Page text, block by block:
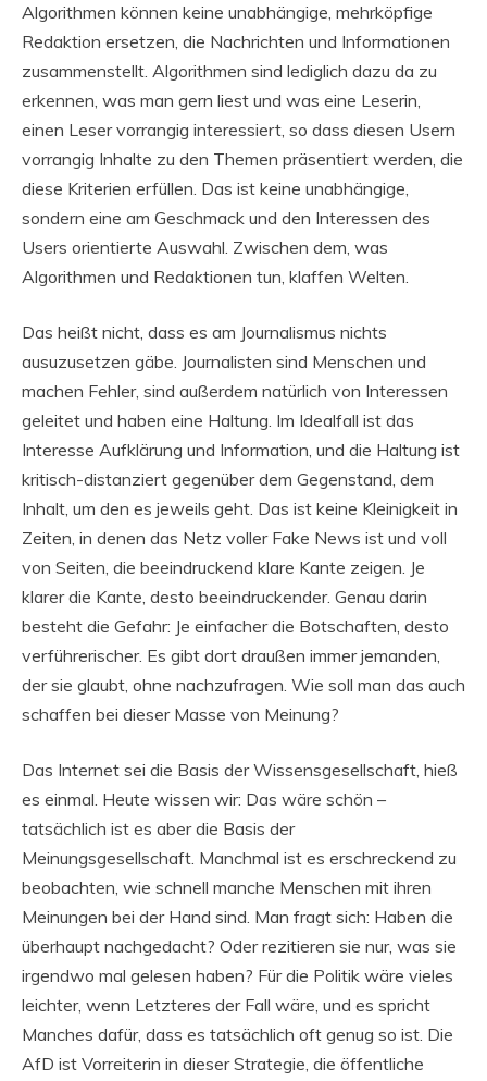
Algorithmen können keine unabhängige, mehrköpfige
Redaktion ersetzen, die Nachrichten und Informationen
zusammenstellt. Algorithmen sind lediglich dazu da zu
erkennen, was man gern liest und was eine Leserin,
einen Leser vorrangig interessiert, so dass diesen Usern
vorrangig Inhalte zu den Themen präsentiert werden, die
diese Kriterien erfüllen. Das ist keine unabhängige,
sondern eine am Geschmack und den Interessen des
Users orientierte Auswahl. Zwischen dem, was
Algorithmen und Redaktionen tun, klaffen Welten.
Das heißt nicht, dass es am Journalismus nichts
ausuzusetzen gäbe. Journalisten sind Menschen und
machen Fehler, sind außerdem natürlich von Interessen
geleitet und haben eine Haltung. Im Idealfall ist das
Interesse Aufklärung und Information, und die Haltung ist
kritisch-distanziert gegenüber dem Gegenstand, dem
Inhalt, um den es jeweils geht. Das ist keine Kleinigkeit in
Zeiten, in denen das Netz voller Fake News ist und voll
von Seiten, die beeindruckend klare Kante zeigen. Je
klarer die Kante, desto beeindruckender. Genau darin
besteht die Gefahr: Je einfacher die Botschaften, desto
verführerischer. Es gibt dort draußen immer jemanden,
der sie glaubt, ohne nachzufragen. Wie soll man das auch
schaffen bei dieser Masse von Meinung?
Das Internet sei die Basis der Wissensgesellschaft, hieß
es einmal. Heute wissen wir: Das wäre schön –
tatsächlich ist es aber die Basis der
Meinungsgesellschaft. Manchmal ist es erschreckend zu
beobachten, wie schnell manche Menschen mit ihren
Meinungen bei der Hand sind. Man fragt sich: Haben die
überhaupt nachgedacht? Oder rezitieren sie nur, was sie
irgendwo mal gelesen haben? Für die Politik wäre vieles
leichter, wenn Letzteres der Fall wäre, und es spricht
Manches dafür, dass es tatsächlich oft genug so ist. Die
AfD ist Vorreiterin in dieser Strategie, die öffentliche